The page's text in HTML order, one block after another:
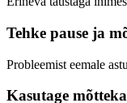
Tehke pause ja
Probleemist eemale
Kasutage